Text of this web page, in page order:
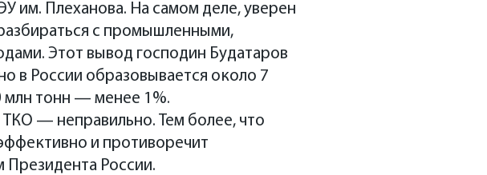
им. Плеханова. На самом деле, уверен
с промышленными,
Этот вывод господин Будатаров
в России образовывается около 7
млн тонн — менее 1%.
ТКО — неправильно. Тем более, что
и противоречит
Президента России.